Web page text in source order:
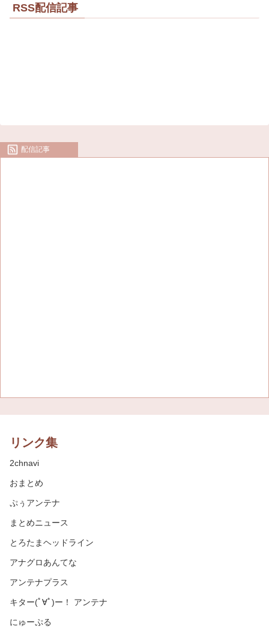
RSS配信記事
配信記事
リンク集
2chnavi
おまとめ
ぷぅアンテナ
まとめニュース
とろたまヘッドライン
アナグロあんてな
アンテナプラス
キター(ﾟ∀ﾟ)ー！ アンテナ
にゅーぷる